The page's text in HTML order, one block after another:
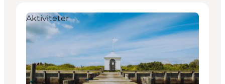
Aktiviteter